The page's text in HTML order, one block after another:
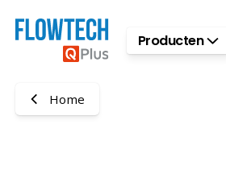
Ga naar hoofdinhoudProducten
Home